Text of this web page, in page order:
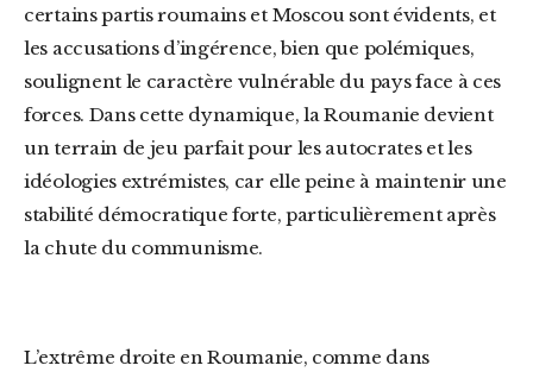
certains partis roumains et Moscou sont évidents, et
les accusations d’ingérence, bien que polémiques,
soulignent le caractère vulnérable du pays face à ces
forces. Dans cette dynamique, la Roumanie devient
un terrain de jeu parfait pour les autocrates et les
idéologies extrémistes, car elle peine à maintenir une
stabilité démocratique forte, particulièrement après
la chute du communisme.
L’extrême droite en Roumanie, comme dans